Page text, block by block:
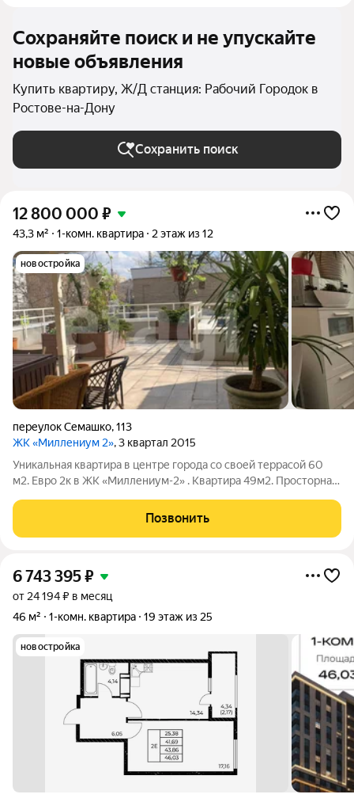
Сохраняйте поиск и не упускайте
новые объявления
Купить квартиру, Ж/Д станция: Рабочий Городок в
Ростове-на-Дону
Сохранить поиск
12 800 000 ₽
43,3 м² 1-комн. квартира 2 этаж из 12
новостройка
переулок Семашко,113
ЖК «Миллениум 2», 3 квартал 2015
Уникальная квартира в центре города со своей террасой 60
м2. Eвро 2к в ЖК «Mиллениум-2» . Квартиpа 49м2. Проcторнaя
можнo проводить неспешные весера за чашкой чая,
любоваться видами, разбить
Позвонить
6 743 395₽
от 24 194 ₽ в месяц
46 м²
1-комн. квартира 19 этаж из 25
новостройка